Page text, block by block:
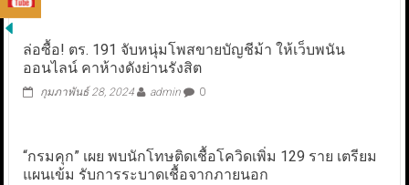
ล่อซื้อ! ตร. 191 จับหนุ่มโพสขายบัญชีม้า ให้เว็บพนัน
ออนไลน์ คาห้างดังย่านรังสิต
กุมภาพันธ์ 28, 2024 admin 0
“กรมคุก” เผย พบนักโทษติดเชื้อโควิดเพิ่ม 129 ราย เตรียม
แผนเข้ม รับการระบาดเชื้อจากภายนอก